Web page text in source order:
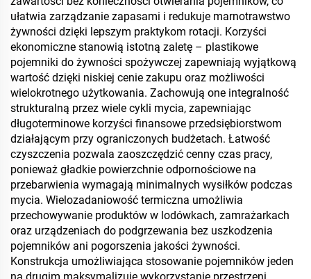
ułatwia zarządzanie zapasami i redukuje marnotrawstwo
żywności dzięki lepszym praktykom rotacji. Korzyści
ekonomiczne stanowią istotną zaletę – plastikowe
pojemniki do żywności spożywczej zapewniają wyjątkową
wartość dzięki niskiej cenie zakupu oraz możliwości
wielokrotnego użytkowania. Zachowują one integralność
strukturalną przez wiele cykli mycia, zapewniając
długoterminowe korzyści finansowe przedsiębiorstwom
działającym przy ograniczonych budżetach. Łatwość
czyszczenia pozwala zaoszczędzić cenny czas pracy,
ponieważ gładkie powierzchnie odpornościowe na
przebarwienia wymagają minimalnych wysiłków podczas
mycia. Wielozadaniowość termiczna umożliwia
przechowywanie produktów w lodówkach, zamrażarkach
oraz urządzeniach do podgrzewania bez uszkodzenia
pojemników ani pogorszenia jakości żywności.
Konstrukcja umożliwiająca stosowanie pojemników jeden